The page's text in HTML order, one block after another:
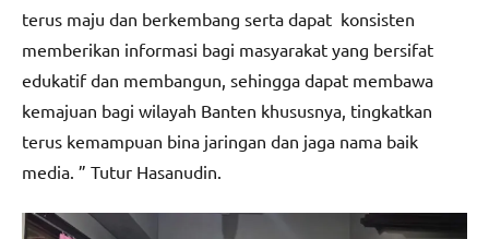
terus maju dan berkembang serta dapat konsisten
memberikan informasi bagi masyarakat yang bersifat
edukatif dan membangun, sehingga dapat membawa
kemajuan bagi wilayah Banten khususnya, tingkatkan
terus kemampuan bina jaringan dan jaga nama baik
media. ” Tutur Hasanudin.